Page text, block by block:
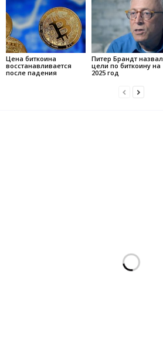
Цена биткоина
восстанавливается
после падения
Питер Брандт назвал
цели по биткоину на
2025 год